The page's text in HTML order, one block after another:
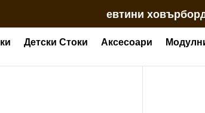
евтини
Детски Стоки Аксесоари